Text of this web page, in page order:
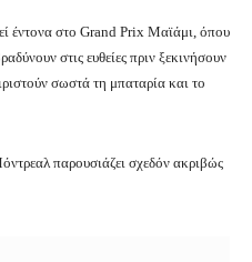
έντονα στο Grand Prix Μαϊάμι, όπου
στις ευθείες πριν ξεκινήσουν
σωστά τη μπαταρία και το
παρουσιάζει σχεδόν ακριβώς